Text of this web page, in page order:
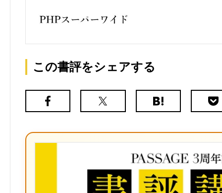
この書評をシェアする
Facebook
X（旧
は
ク
マ
ー
ク